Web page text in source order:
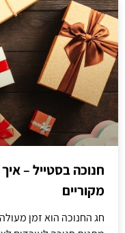
חנוכה בסטייל –
מקוריים
חג החנוכה הוא זמן